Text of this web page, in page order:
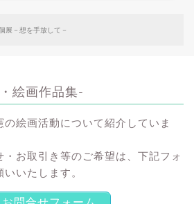
展－想を手放して－
・絵画作品集-
絵画活動について紹介していま
お取引き等のご希望は、下記フォ
いたします。